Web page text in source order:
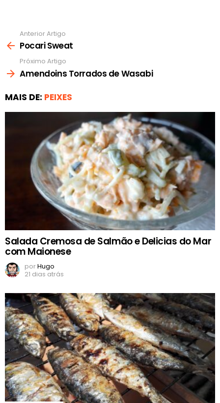
mais
Anterior Artigo
Pocari Sweat
Próximo Artigo
Amendoins Torrados de Wasabi
MAIS DE: PEIXES
Salada Cremosa de Salmão e Delicias do Mar
com Maionese
porHugo
21 dias atrás